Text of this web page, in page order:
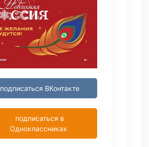
подписаться ВКонтакте
подписаться в
Одноклассниках